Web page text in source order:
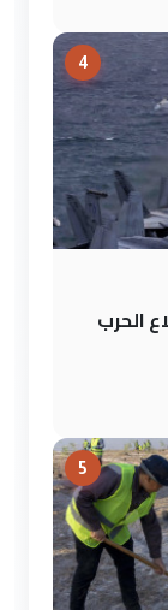
4
الحرب
5